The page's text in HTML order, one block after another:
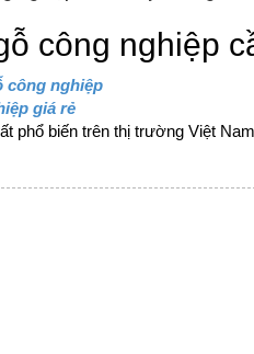
công nghiệp
công nghiệp
giá rẻ
phổ biến trên thị trường Việt